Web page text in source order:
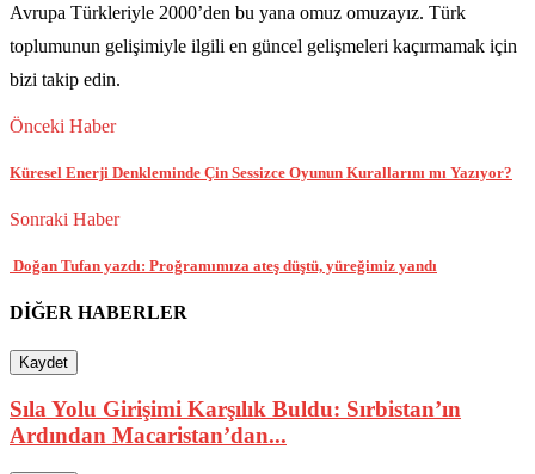
Avrupa Türkleriyle 2000’den bu yana omuz omuzayız. Türk
toplumunun gelişimiyle ilgili en güncel gelişmeleri kaçırmamak için
bizi takip edin.
Önceki Haber
Küresel Enerji Denkleminde Çin Sessizce Oyunun Kurallarını mı Yazıyor?
Sonraki Haber
Doğan Tufan yazdı: Proğramımıza ateş düştü, yüreğimiz yandı
DİĞER HABERLER
Kaydet
Sıla Yolu Girişimi Karşılık Buldu: Sırbistan’ın
Ardından Macaristan’dan...